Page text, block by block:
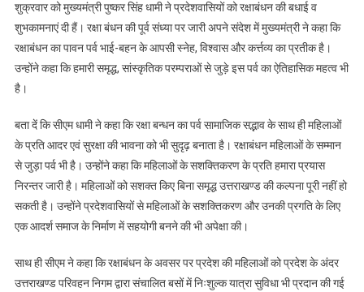
शुक्रवार को मुख्यमंत्री पुष्कर सिंह धामी ने प्रदेशवासियों को रक्षाबंधन की बधाई व
शुभकामनाएं दी हैं। रक्षा बंधन की पूर्व संध्या पर जारी अपने संदेश में मुख्यमंत्री ने कहा कि
रक्षाबंधन का पावन पर्व भाई-बहन के आपसी स्नेह, विश्वास और कर्त्तव्य का प्रतीक है।
उन्होंने कहा कि हमारी समृद्ध, सांस्कृतिक परम्पराओं से जुड़े इस पर्व का ऐतिहासिक महत्व भी
है।
बता दें कि सीएम धामी ने कहा कि रक्षा बन्धन का पर्व सामाजिक सद्भाव के साथ ही महिलाओं
के प्रति आदर एवं सुरक्षा की भावना को भी सुदृढ़ बनाता है। रक्षाबंधन महिलाओं के सम्मान
से जुड़ा पर्व भी है। उन्होंने कहा कि महिलाओं के सशक्तिकरण के प्रति हमारा प्रयास
निरन्तर जारी है। महिलाओं को सशक्त किए बिना समृद्ध उत्तराखण्ड की कल्पना पूरी नहीं हो
सकती है। उन्होंने प्रदेशवासियों से महिलाओं के सशक्तिकरण और उनकी प्रगति के लिए
एक आदर्श समाज के निर्माण में सहयोगी बनने की भी अपेक्षा की।
साथ ही सीएम ने कहा कि रक्षाबंधन के अवसर पर प्रदेश की महिलाओं को प्रदेश के अंदर
उत्तराखण्ड परिवहन निगम द्वारा संचालित बसों में निःशुल्क यात्रा सुविधा भी प्रदान की गई